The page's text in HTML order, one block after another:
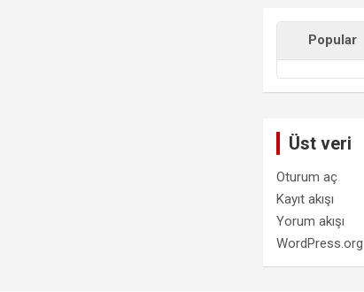
Popular
Üst veri
Oturum aç
Kayıt akışı
Yorum akışı
WordPress.org